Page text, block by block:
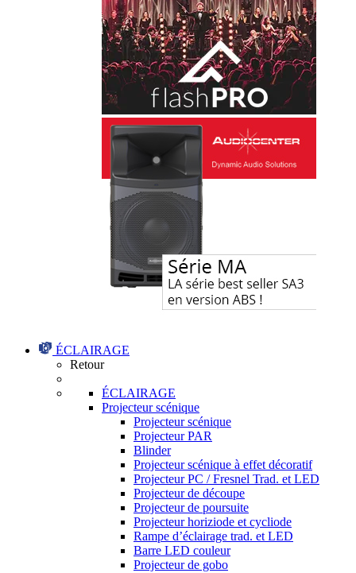
ÉCLAIRAGE
Retour
ÉCLAIRAGE
Projecteur scénique
Projecteur scénique
Projecteur PAR
Blinder
Projecteur scénique à effet décoratif
Projecteur PC / Fresnel Trad. et LED
Projecteur de découpe
Projecteur de poursuite
Projecteur horiziode et cycliode
Rampe d’éclairage trad. et LED
Barre LED couleur
Projecteur de gobo